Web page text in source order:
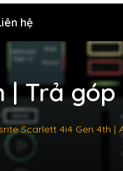
hệ
| Trả
Scarlett 4i4 Gen 4th |